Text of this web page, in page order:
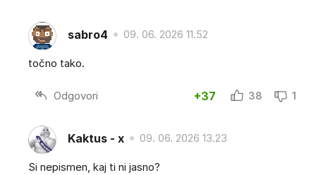
sabro4 09. 06. 2026 11.52
točno tako.
Odgovori +37 38 1
Kaktus - x 09. 06. 2026 13.23
Si nepismen, kaj ti ni jasno?